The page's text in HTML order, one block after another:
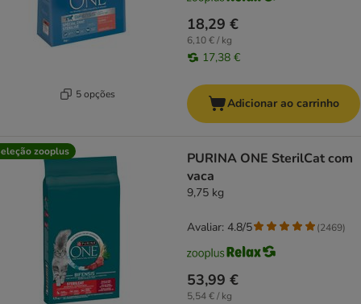
5 opções
18,29 €
6,10 € / kg
17,38 €
Adicionar ao carrinho
zooplus
PURINA ONE SterilCat com
vaca
9,75 kg
53,99 €
5,54 € / kg
Avaliar: 4.8/5 (2469)